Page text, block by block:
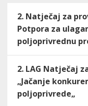
2. Natječaj za
Potpora za
poljoprivrednu
2. LAG Natječaj
„Jačanje
poljoprivrede„